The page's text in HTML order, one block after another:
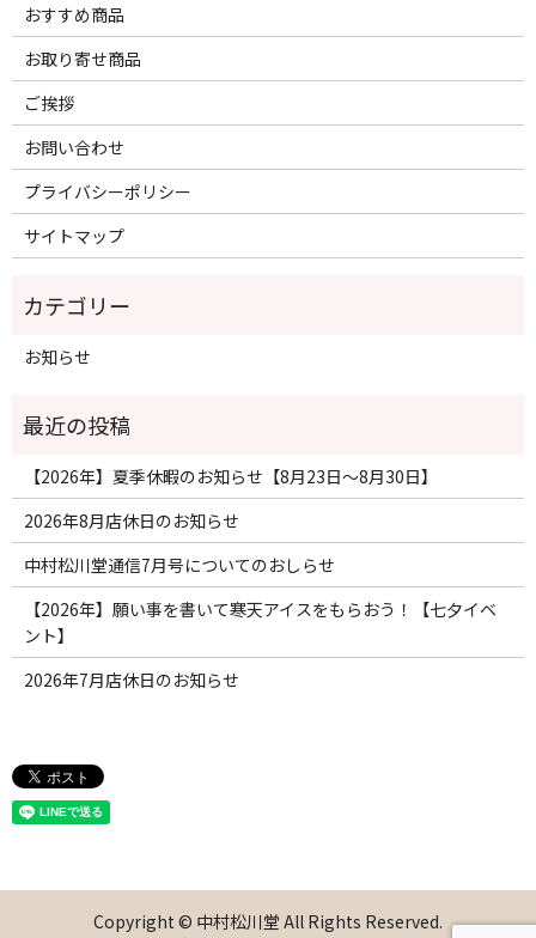
おすすめ商品
お取り寄せ商品
ご挨拶
お問い合わせ
プライバシーポリシー
サイトマップ
お知らせ
【2026年】夏季休暇のお知らせ【8月23日〜8月30日】
2026年8月店休日のお知らせ
中村松川堂通信7月号についてのおしらせ
【2026年】願い事を書いて寒天アイスをもらおう！【七夕イベ
ント】
2026年7月店休日のお知らせ
Copyright © 中村松川堂 All Rights Reserved.